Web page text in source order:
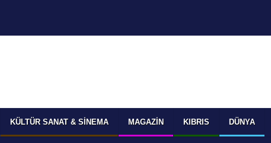
KÜLTÜR SANAT & SINEMA MAGAZIN KIBRIS DÜNYA